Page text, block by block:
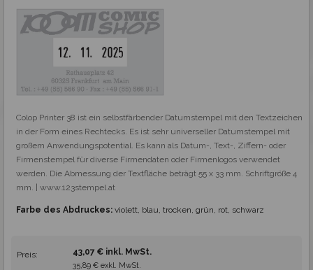
Colop Printer 38 ist ein selbstfärbender Datumstempel mit den Textzeichen
in der Form eines Rechtecks. Es ist sehr universeller Datumstempel mit
großem Anwendungspotential. Es kann als Datum-, Text-, Ziffern- oder
Firmenstempel für diverse Firmendaten oder Firmenlogos verwendet
werden. Die Abmessung der Textfläche beträgt 55 x 33 mm. Schriftgröße 4
mm. | www.123stempel.at
Farbe des Abdruckes: violett, blau, trocken, grün, rot, schwarz
Preis: 43,07 € inkl. MwSt.
35,89 € exkl. MwSt.